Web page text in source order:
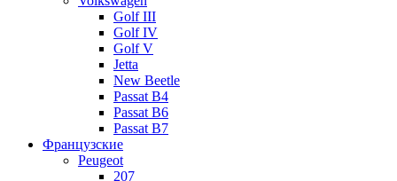
Golf III
Golf IV
Golf V
Jetta
New Beetle
Passat B4
Passat B6
Passat B7
Французские
Peugeot
207